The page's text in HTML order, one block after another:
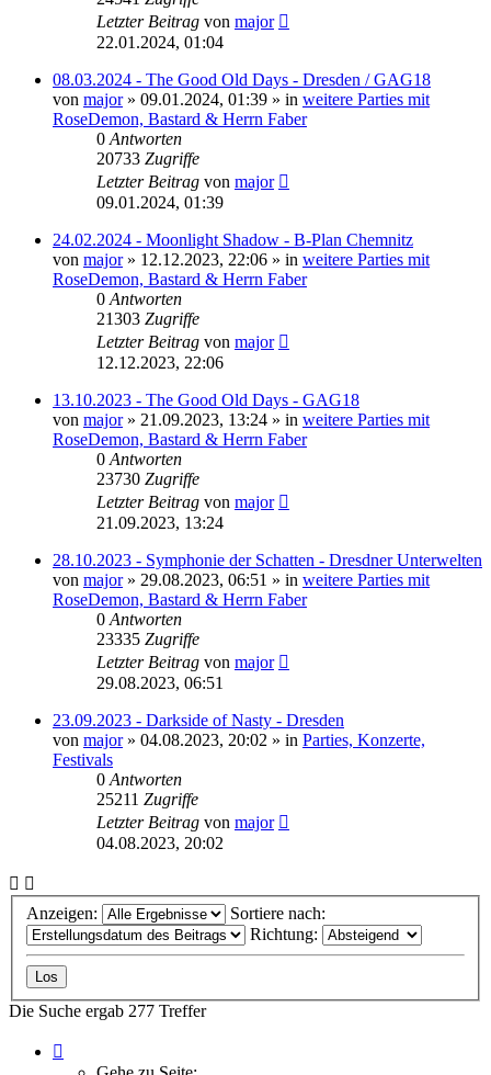
Letzter Beitrag von major
22.01.2024, 01:04
08.03.2024 - The Good Old Days - Dresden / GAG18
von major» 09.01.2024, 01:39 » in weitere Parties mit
RoseDemon, Bastard & Herrn Faber
0Antworten
20733 Zugriffe
Letzter Beitrag von major
09.01.2024, 01:39
24.02.2024 - Moonlight Shadow - B-Plan Chemnitz
von major» 12.12.2023, 22:06 » in weitere Parties mit
RoseDemon, Bastard & Herrn Faber
0Antworten
21303 Zugriffe
Letzter Beitrag von major
12.12.2023, 22:06
13.10.2023 - The Good Old Days - GAG18
von major» 21.09.2023, 13:24 » in weitere Parties mit
RoseDemon, Bastard & Herrn Faber
0Antworten
23730 Zugriffe
Letzter Beitrag von major
21.09.2023, 13:24
28.10.2023 - Symphonie der Schatten - Dresdner Unterwelten
von major» 29.08.2023, 06:51 » in weitere Parties mit
RoseDemon, Bastard & Herrn Faber
0Antworten
23335 Zugriffe
Letzter Beitrag von major
29.08.2023, 06:51
23.09.2023 - Darkside of Nasty - Dresden
von major» 04.08.2023, 20:02 » in Parties, Konzerte,
Festivals
0Antworten
25211 Zugriffe
Letzter Beitrag von major
04.08.2023, 20:02
Anzeigen:
Sortiere nach:
Richtung:
Die Suche ergab 277 Treffer